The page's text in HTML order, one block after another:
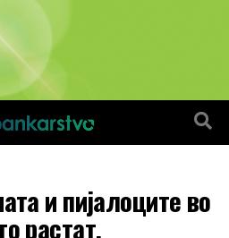
и пијалоците во
растат,